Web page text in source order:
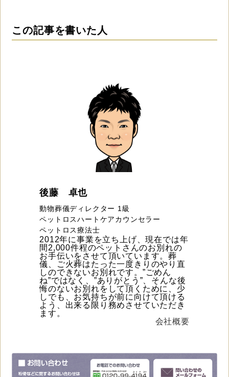
この記事を書いた人
後藤 卓也
動物葬儀ディレクター 1級
ペットロスハートケアカウンセラー
ペットロス療法士
2012年に事業を立ち上げ、現在では年
間2,000件程のペットさんのお別れの
お手伝いをさせて頂いています。葬
儀、ご火葬はたった一度きりのやり直
しのできないお別れです。”ごめん
ね”ではなく、”ありがとう”、そんな後
悔のないお別れをして頂くために、少
しでも、お気持ちが前に向けて頂ける
よう、出来る限り務めさせていただき
ます。
会社概要